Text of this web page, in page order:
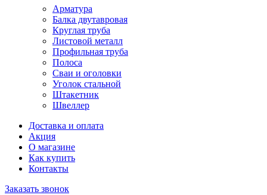
Арматура
Балка двутавровая
Круглая труба
Листовой металл
Профильная труба
Полоса
Сваи и оголовки
Уголок стальной
Штакетник
Швеллер
Доставка и оплата
Акция
О магазине
Как купить
Контакты
Заказать звонок